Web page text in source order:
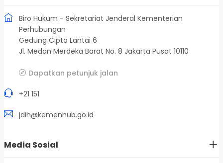
Biro Hukum - Sekretariat Jenderal Kementerian
Perhubungan
Gedung Cipta Lantai 6
Jl. Medan Merdeka Barat No. 8 Jakarta Pusat 10110
Dapatkan petunjuk jalan
+21 151
jdih@kemenhub.go.id
Media Sosial